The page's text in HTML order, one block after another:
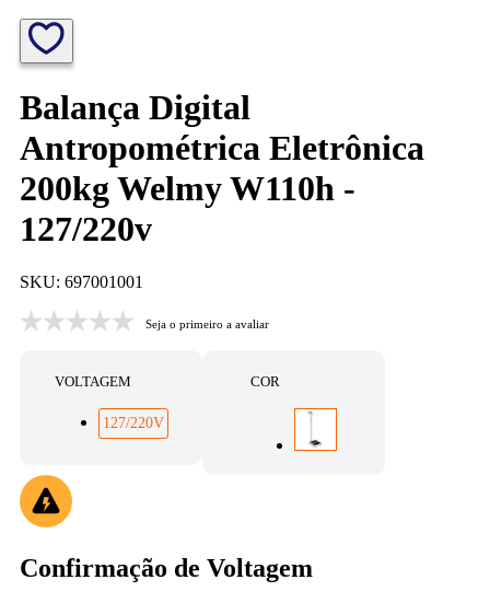
Balança Digital
Antropométrica Eletrônica
200kg Welmy W110h -
127/220v
SKU: 697001001
Seja o primeiro a avaliar
VOLTAGEM
127/220V
Confirmação de Voltagem
COR